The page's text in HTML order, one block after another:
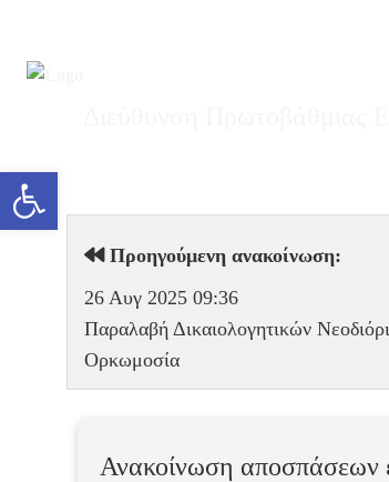
Ανοίξτε τη γραμμή εργαλείων
Προηγούμενη ανακοίνωση:
26 Αυγ 2025 09:36
Παραλαβή Δικαιολογητικών
Ορκωμοσία
Ανακοίνωση αποσπάσεων